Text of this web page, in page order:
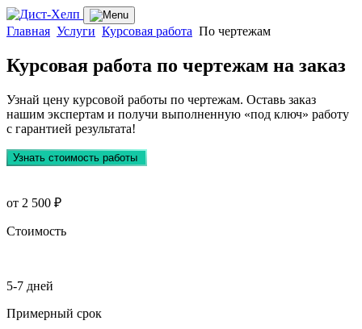
Главная Услуги Курсовая работа По чертежам
Курсовая работа по чертежам на заказ
Узнай цену курсовой работы по чертежам. Оставь заказ
нашим экспертам и получи выполненную «под ключ» работу
с гарантией результата!
Узнать стоимость работы
от 2 500 ₽
Стоимость
5-7 дней
Примерный срок